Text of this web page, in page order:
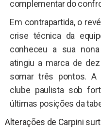
complementar do
Em contrapartida, o
crise técnica da
conheceu a sua
atingiu a marca de
somar três pontos. A
clube paulista sob
últimas posições da
Alterações de Carpini